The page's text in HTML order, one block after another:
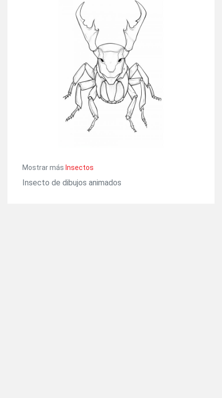
Mostrar más Insectos
Insecto de dibujos animados